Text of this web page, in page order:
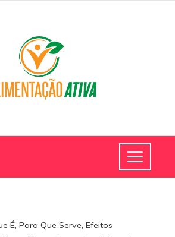
É, Para Que Serve, Efeitos